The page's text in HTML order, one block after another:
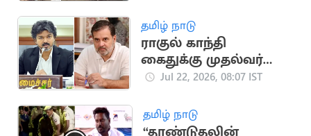
தமிழ் நாடு
ராகுல் காந்தி
கைதுக்கு முதல்வர்
விஜய் கண்டனம்
Jul 22, 2026, 08:07 IST
தமிழ் நாடு